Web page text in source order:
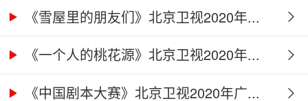
《雪屋里的朋友们》北京卫视2020年...
《一个人的桃花源》北京卫视2020年...
《中国剧本大赛》北京卫视2020年广...